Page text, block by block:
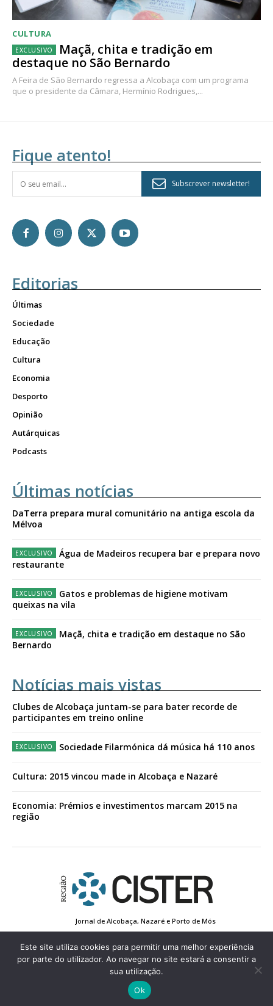
CULTURA
Maçã, chita e tradição em
destaque no São Bernardo
A Feira de São Bernardo regressa a Alcobaça com um programa
que o presidente da Câmara, Hermínio Rodrigues,...
Fique atento!
Subscrever newsletter!
Editorias
Últimas
Sociedade
Educação
Cultura
Economia
Desporto
Opinião
Autárquicas
Podcasts
Últimas notícias
DaTerra prepara mural comunitário na antiga escola da
Mélvoa
Água de Madeiros recupera bar e prepara novo
restaurante
Gatos e problemas de higiene motivam
queixas na vila
Maçã, chita e tradição em destaque no São
Bernardo
Notícias mais vistas
Clubes de Alcobaça juntam-se para bater recorde de
participantes em treino online
Sociedade Filarmónica dá música há 110 anos
Cultura: 2015 vincou made in Alcobaça e Nazaré
Economia: Prémios e investimentos marcam 2015 na
região
Jornal de Alcobaça, Nazaré e Porto de Mós
Estatuto Editorial
Contactos
Política de Privacidade
Conta de Registo
Edição Impressa
© 2022 Região de Cister - Todos os direitos reservados.
Este site utiliza cookies para permitir uma melhor experiência
por parte do utilizador. Ao navegar no site estará a consentir a
sua utilização.
Ok